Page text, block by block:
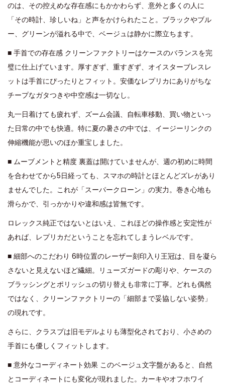
のは、その控えめな存在感にもかかわらず、意外と多くの人に
「その時計、珍しいね」と声をかけられたこと。ブラックやブル
ー、グリーンが溢れる中で、ベージュは静かに際立ちます。
■ 手首での存在感 クリーンファクトリーはケースのバランスを完
璧に仕上げています。厚すぎず、重すぎず、オイスターブレスレ
ットは手首にぴったりとフィット。安価なレプリカにありがちな
チープなガタつきや中空感は一切なし。
丸一日着けても疲れず、ズーム会議、自転車移動、買い物といっ
た日常の中でも快適。特に夏の暑さの中では、イージーリンクの
伸縮機能が思いのほか重宝しました。
■ ムーブメントと精度 裏蓋は開けていませんが、週の初めに時間
を合わせてから5日経っても、スマホの時計とほとんどズレがあり
ませんでした。これが「スーパークローン」の実力。巻き心地も
滑らかで、引っかかりや違和感は皆無です。
ロレックス純正ではないとはいえ、これほどの操作感と安定性が
あれば、レプリカだということを忘れてしまうレベルです。
■ 細部へのこだわり 6時位置のレーザー刻印入り王冠は、目を凝ら
さないと見えないほど繊細。リューズガードの彫りや、ケースの
ブラッシングとポリッシュの切り替えも非常に丁寧。どれも偶然
ではなく、クリーンファクトリーの「細部まで妥協しない姿勢」
の現れです。
さらに、クラスプは旧モデルよりも薄型化されており、小さめの
手首にも優しくフィットします。
■ 意外なコーディネート効果 このベージュ文字盤があると、自然
とコーディネートにも変化が現れました。カーキやオフホワイ